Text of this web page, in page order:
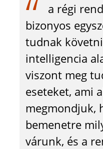
a régi
bizonyos
tudnak
intelligencia
viszont meg
eseteket, ami
megmondjuk,
bemenetre
várunk, és a